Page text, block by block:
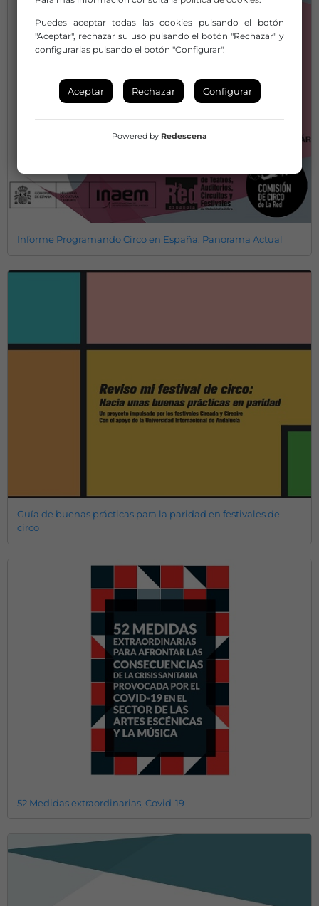
Informe Programando Circo en España: Panorama Actual
Guía de buenas prácticas para la paridad en festivales de
circo
52 Medidas extraordinarias, Covid-19
Puedes aceptar todas las cookies pulsando el botón
"Aceptar", rechazar su uso pulsando el botón "Rechazar" y
configurarlas pulsando el botón "Configurar".
Aceptar Rechazar Configurar
Powered by Redescena